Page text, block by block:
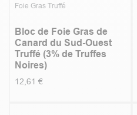
Foie Gras Truffé
Bloc de Foie Gras de
Canard du Sud-Ouest
Truffé (3% de Truffes
Noires)
12,61 €